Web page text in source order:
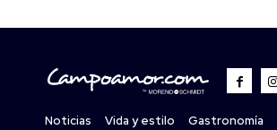
Noticias Vida y estilo Gastronomía